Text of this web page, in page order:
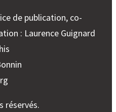
de publication, co-
: Laurence Guignard
réservés.